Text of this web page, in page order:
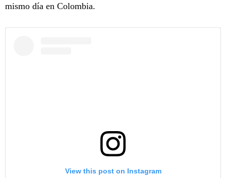
mismo día en Colombia.
View this post on Instagram